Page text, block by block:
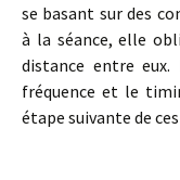
se basant sur des
à la séance, elle
distance entre eux.
fréquence et le
étape suivante de